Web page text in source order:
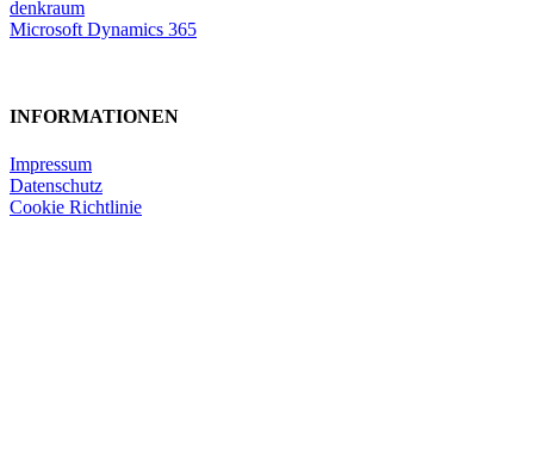
denkraum
Microsoft Dynamics 365
INFORMATIONEN
Impressum
Datenschutz
Cookie Richtlinie